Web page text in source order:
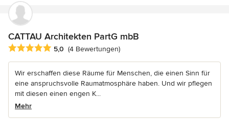
CATTAU Architekten PartG mbB
Durchschnittliche Bewertung: 5 von 5 Sternen
5,0 (4 Bewertungen)
Wir erschaffen diese Räume für Menschen, die einen Sinn für
eine anspruchsvolle Raumatmosphäre haben. Und wir pflegen
mit diesen einen engen K...
Mehr